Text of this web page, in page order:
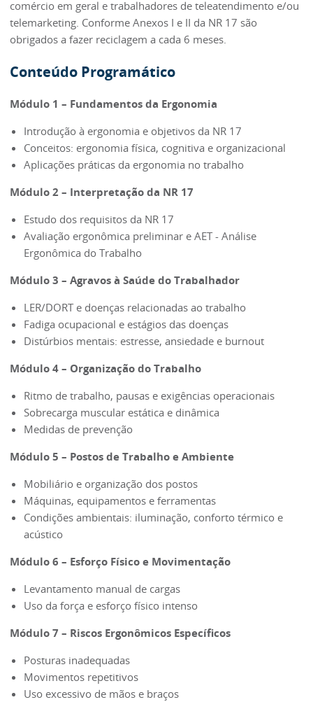
comércio em geral e trabalhadores de teleatendimento e/ou
telemarketing. Conforme Anexos I e II da NR 17 são
obrigados a fazer reciclagem a cada 6 meses.
Conteúdo Programático
Módulo 1 – Fundamentos da Ergonomia
Introdução à ergonomia e objetivos da NR 17
Conceitos: ergonomia física, cognitiva e organizacional
Aplicações práticas da ergonomia no trabalho
Módulo 2 – Interpretação da NR 17
Estudo dos requisitos da NR 17
Avaliação ergonômica preliminar e AET - Análise
Ergonômica do Trabalho
Módulo 3 – Agravos à Saúde do Trabalhador
LER/DORT e doenças relacionadas ao trabalho
Fadiga ocupacional e estágios das doenças
Distúrbios mentais: estresse, ansiedade e burnout
Módulo 4 – Organização do Trabalho
Ritmo de trabalho, pausas e exigências operacionais
Sobrecarga muscular estática e dinâmica
Medidas de prevenção
Módulo 5 – Postos de Trabalho e Ambiente
Mobiliário e organização dos postos
Máquinas, equipamentos e ferramentas
Condições ambientais: iluminação, conforto térmico e
acústico
Módulo 6 – Esforço Físico e Movimentação
Levantamento manual de cargas
Uso da força e esforço físico intenso
Módulo 7 – Riscos Ergonômicos Específicos
Posturas inadequadas
Movimentos repetitivos
Uso excessivo de mãos e braços